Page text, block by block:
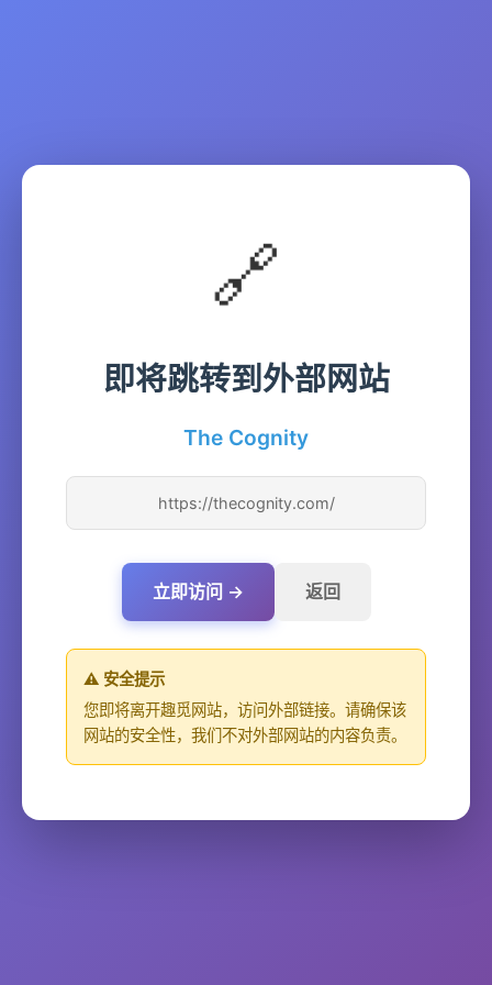
🔗
即将跳转到外部网站
The Cognity
https://thecognity.com/
立即访问 → 返回
⚠️ 安全提示
您即将离开趣觅网站，访问外部链接。请确保该
网站的安全性，我们不对外部网站的内容负责。